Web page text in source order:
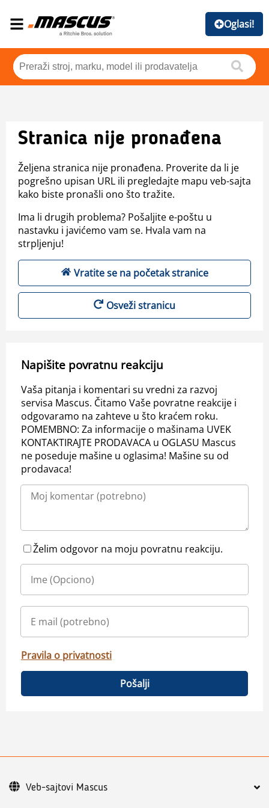
Oglasi!
Stranica nije pronađena
Željena stranica nije pronađena. Proverite da li je
pogrešno upisan URL ili pregledajte mapu veb-sajta
kako biste pronašli ono što tražite.
Ima li drugih problema? Pošaljite e-poštu u
nastavku i javićemo vam se. Hvala vam na
strpljenju!
Vratite se na početak stranice
Osveži stranicu
Napišite povratnu reakciju
Vaša pitanja i komentari su vredni za razvoj
servisa Mascus. Čitamo Vaše povratne reakcije i
odgovaramo na zahteve u što kraćem roku.
POMEMBNO: Za informacije o mašinama UVEK
KONTAKTIRAJTE PRODAVACA u OGLASU Mascus
ne poseduje mašine u oglasima! Mašine su od
prodavaca!
Želim odgovor na moju povratnu reakciju.
Pravila o privatnosti
Pošalji
Veb-sajtovi Mascus